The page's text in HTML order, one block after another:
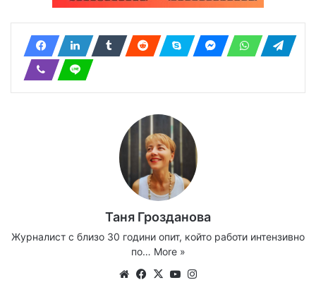
Таня Грозданова
Журналист с близо 30 години опит, който работи интензивно
по… More »
WebsiteFacebook
X YouTube